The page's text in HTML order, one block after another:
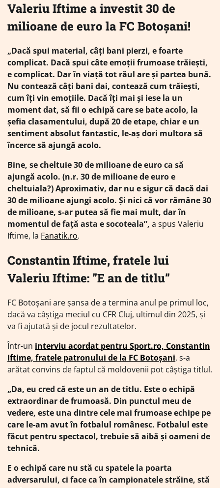
Valeriu Iftime a investit 30 de
milioane de euro la FC Botoșani!
„Dacă spui material, câți bani pierzi, e foarte
complicat. Dacă spui câte emoții frumoase trăiești,
e complicat. Dar în viață tot răul are și partea bună.
Nu contează câți bani dai, contează cum trăiești,
cum îți vin emoțiile. Dacă îți mai și iese la un
moment dat, să fii o echipă care se bate acolo, la
șefia clasamentului, după 20 de etape, chiar e un
sentiment absolut fantastic, le-aș dori multora să
încerce să ajungă acolo.
Bine, se cheltuie 30 de milioane de euro ca să
ajungă acolo. (n.r. 30 de milioane de euro e
cheltuiala?) Aproximativ, dar nu e sigur că dacă dai
30 de milioane ajungi acolo. Și nici că vor rămâne 30
de milioane, s-ar putea să fie mai mult, dar în
momentul de față asta e socoteala”, a spus Valeriu
Iftime, la Fanatik.ro.
Constantin Iftime, fratele lui
Valeriu Iftime: ”E an de titlu”
FC Botoșani are șansa de a termina anul pe primul loc,
dacă va câștiga meciul cu CFR Cluj, ultimul din 2025, și
va fi ajutată și de jocul rezultatelor.
Într-un interviu acordat pentru Sport.ro, Constantin
Iftime, fratele patronului de la FC Botoșani, s-a
arătat convins de faptul că moldovenii pot câștiga titlul.
„Da, eu cred că este un an de titlu. Este o echipă
extraordinar de frumoasă. Din punctul meu de
vedere, este una dintre cele mai frumoase echipe pe
care le-am avut în fotbalul românesc. Fotbalul este
făcut pentru spectacol, trebuie să aibă și oameni de
tehnică.
E o echipă care nu stă cu spatele la poarta
adversarului, ci face ca în campionatele străine, stă